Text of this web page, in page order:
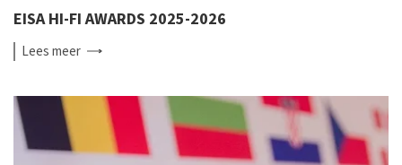
EISA HI-FI AWARDS 2025-2026
Leesmeer